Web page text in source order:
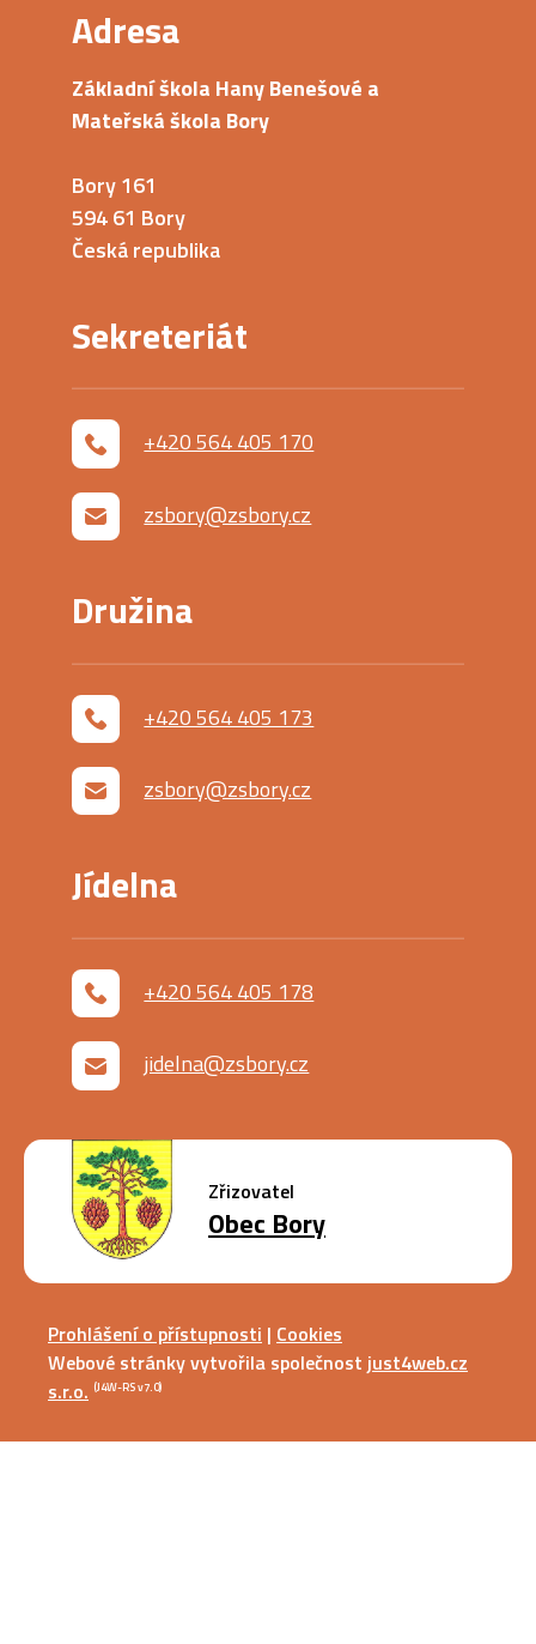
Adresa
Základní škola Hany Benešové a
Mateřská škola Bory
Bory 161
594 61 Bory
Česká republika
Sekreteriát
+420 564 405 170
zsbory@zsbory.cz
Družina
+420 564 405 173
zsbory@zsbory.cz
Jídelna
+420 564 405 178
jidelna@zsbory.cz
Zřizovatel
Obec Bory
Prohlášení o přístupnosti | Cookies
Webové stránky vytvořila společnost just4web.cz
s.r.o. (J4W-RS v7.0)